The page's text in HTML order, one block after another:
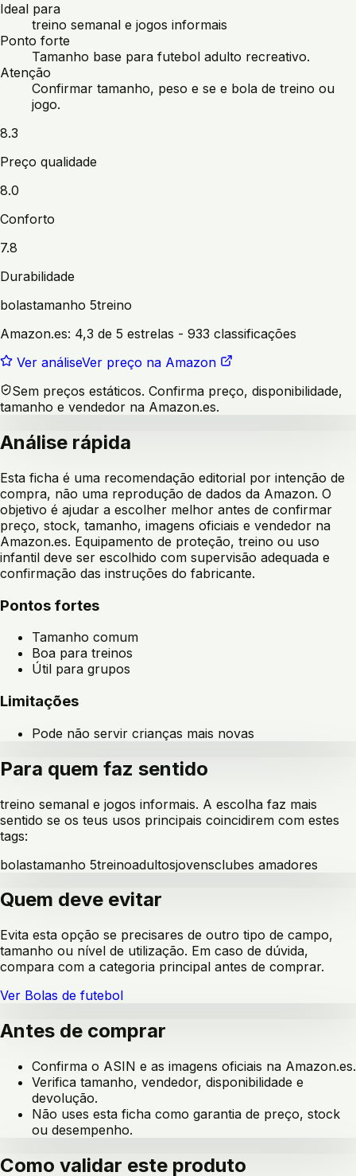
Ideal para
treino semanal e jogos informais
Ponto forte
Tamanho base para futebol adulto recreativo.
Atenção
Confirmar tamanho, peso e se e bola de treino ou
jogo.
8.3
Preço qualidade
8.0
Conforto
7.8
Durabilidade
bolastamanho 5treino
Amazon.es: 4,3 de 5 estrelas - 933 classificações
Ver análiseVer preço na Amazon
Sem preços estáticos. Confirma preço, disponibilidade,
tamanho e vendedor na Amazon.es.
Análise rápida
Esta ficha é uma recomendação editorial por intenção de
compra, não uma reprodução de dados da Amazon. O
objetivo é ajudar a escolher melhor antes de confirmar
preço, stock, tamanho, imagens oficiais e vendedor na
Amazon.es. Equipamento de proteção, treino ou uso
infantil deve ser escolhido com supervisão adequada e
confirmação das instruções do fabricante.
Pontos fortes
Tamanho comum
Boa para treinos
Útil para grupos
Limitações
Pode não servir crianças mais novas
Para quem faz sentido
treino semanal e jogos informais. A escolha faz mais
sentido se os teus usos principais coincidirem com estes
tags:
bolastamanho 5treinoadultosjovensclubes amadores
Quem deve evitar
Evita esta opção se precisares de outro tipo de campo,
tamanho ou nível de utilização. Em caso de dúvida,
compara com a categoria principal antes de comprar.
Ver Bolas de futebol
Antes de comprar
Confirma o ASIN e as imagens oficiais na Amazon.es.
Verifica tamanho, vendedor, disponibilidade e
devolução.
Não uses esta ficha como garantia de preço, stock
ou desempenho.
Como validar este produto